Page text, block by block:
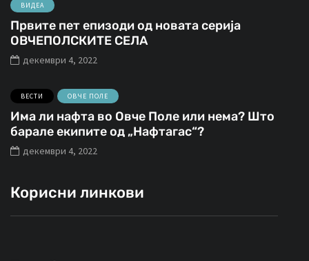
ВИДЕА
Првите пет епизоди од новата серија
ОВЧЕПОЛСКИТЕ СЕЛА
декември 4, 2022
ВЕСТИ ОВЧЕ ПОЛЕ
Има ли нафта во Овче Поле или нема? Што
барале екипите од „Нафтагас“?
декември 4, 2022
Корисни линкови